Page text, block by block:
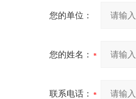
您的单位：
您的姓名：
联系电话：